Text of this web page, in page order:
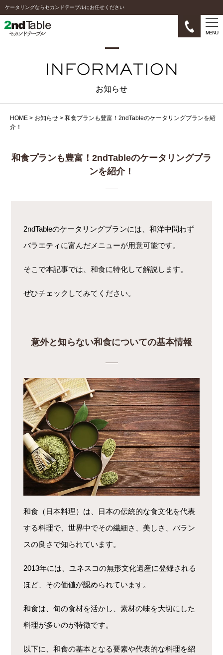
ケータリングならセカンドテーブルにお任せください
MENU
お知らせ
HOME > お知らせ > 和食プランも豊富！2ndTableのケータリングプランを紹
介！
和食プランも豊富！2ndTableのケータリングプラ
ンを紹介！
2ndTableのケータリングプランには、和洋中問わず
バラエティに富んだメニューが用意可能です。
そこで本記事では、和食に特化して解説します。
ぜひチェックしてみてください。
意外と知らない和食についての基本情報
和食（日本料理）は、日本の伝統的な食文化を代表
する料理で、世界中でその繊細さ、美しさ、バラン
スの良さで知られています。
2013年には、ユネスコの無形文化遺産に登録される
ほど、その価値が認められています。
和食は、旬の食材を活かし、素材の味を大切にした
料理が多いのが特徴です。
以下に、和食の基本となる要素や代表的な料理を紹